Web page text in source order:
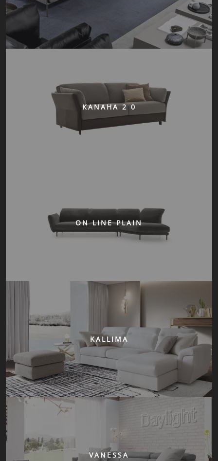
KANAHA 2 0
ON LINE PLAIN
KALLIMA
VANESSA